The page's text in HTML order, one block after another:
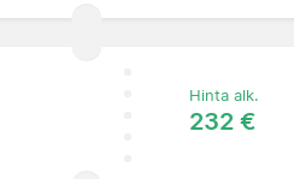
Hinta alk.
232 €